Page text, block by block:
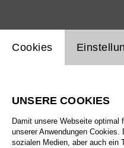
Alle Sparten
Alle Spielstätten
Einstellung Website
Cookies
UNSERE COOKIES
Damit unsere Webseite optimal
unserer Anwendungen
sozialen Medien, aber auch ein